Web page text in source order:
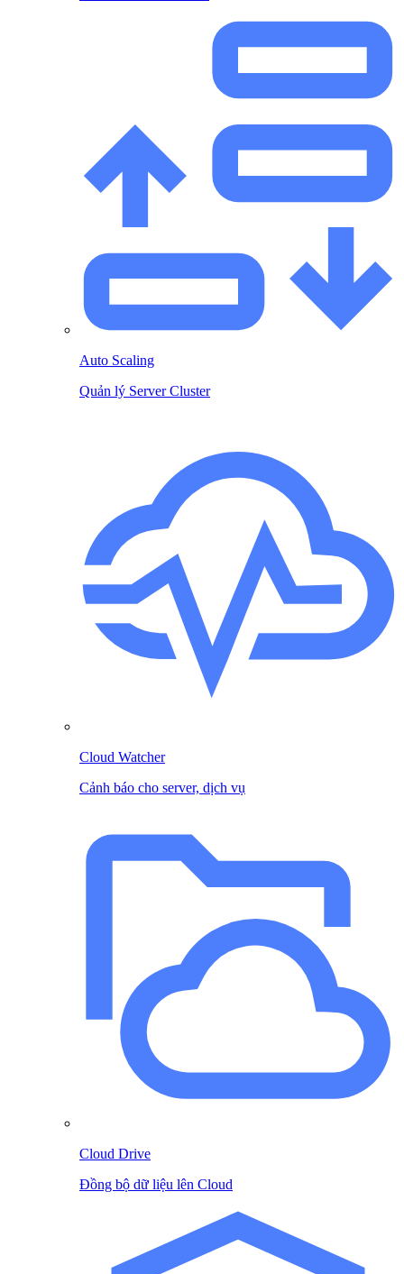
Auto Scaling
Quản lý Server Cluster
Cloud Watcher
Cảnh báo cho server, dịch vụ
Cloud Drive
Đồng bộ dữ liệu lên Cloud